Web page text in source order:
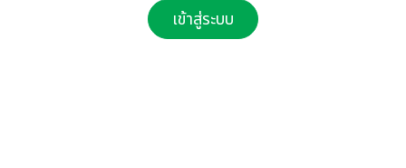
เข้าสู่ระบบ